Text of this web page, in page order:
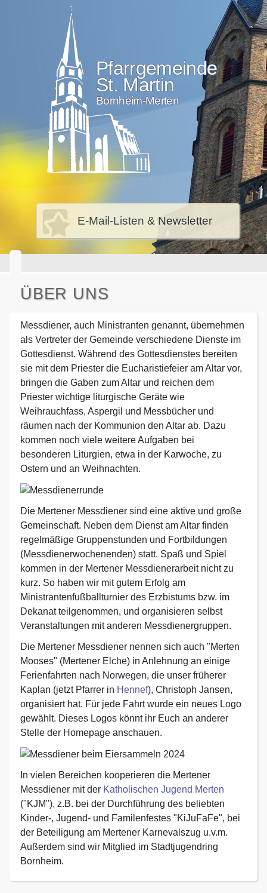
Pfarrgemeinde
St. Martin
Bornheim-Merten
E-Mail-Listen & Newsletter
ÜBER UNS
Messdiener, auch Ministranten genannt, übernehmen
als Vertreter der Gemeinde verschiedene Dienste im
Gottesdienst. Während des Gottesdienstes bereiten
sie mit dem Priester die Eucharistiefeier am Altar vor,
bringen die Gaben zum Altar und reichen dem
Priester wichtige liturgische Geräte wie
Weihrauchfass, Aspergil und Messbücher und
räumen nach der Kommunion den Altar ab. Dazu
kommen noch viele weitere Aufgaben bei
besonderen Liturgien, etwa in der Karwoche, zu
Ostern und an Weihnachten.
Die Mertener Messdiener sind eine aktive und große
Gemeinschaft. Neben dem Dienst am Altar finden
regelmäßige Gruppenstunden und Fortbildungen
(Messdienerwochenenden) statt. Spaß und Spiel
kommen in der Mertener Messdienerarbeit nicht zu
kurz. So haben wir mit gutem Erfolg am
Ministrantenfußballturnier des Erzbistums bzw. im
Dekanat teilgenommen, und organisieren selbst
Veranstaltungen mit anderen Messdienergruppen.
Die Mertener Messdiener nennen sich auch "Merten
Mooses" (Mertener Elche) in Anlehnung an einige
Ferienfahrten nach Norwegen, die unser früherer
Kaplan (jetzt Pfarrer in Hennef), Christoph Jansen,
organisiert hat. Für jede Fahrt wurde ein neues Logo
gewählt. Dieses Logos könnt ihr Euch an anderer
Stelle der Homepage anschauen.
In vielen Bereichen kooperieren die Mertener
Messdiener mit der Katholischen Jugend Merten
("KJM"), z.B. bei der Durchführung des beliebten
Kinder-, Jugend- und Familenfestes "KiJuFaFe", bei
der Beteiligung am Mertener Karnevalszug u.v.m.
Außerdem sind wir Mitglied im Stadtjugendring
Bornheim.